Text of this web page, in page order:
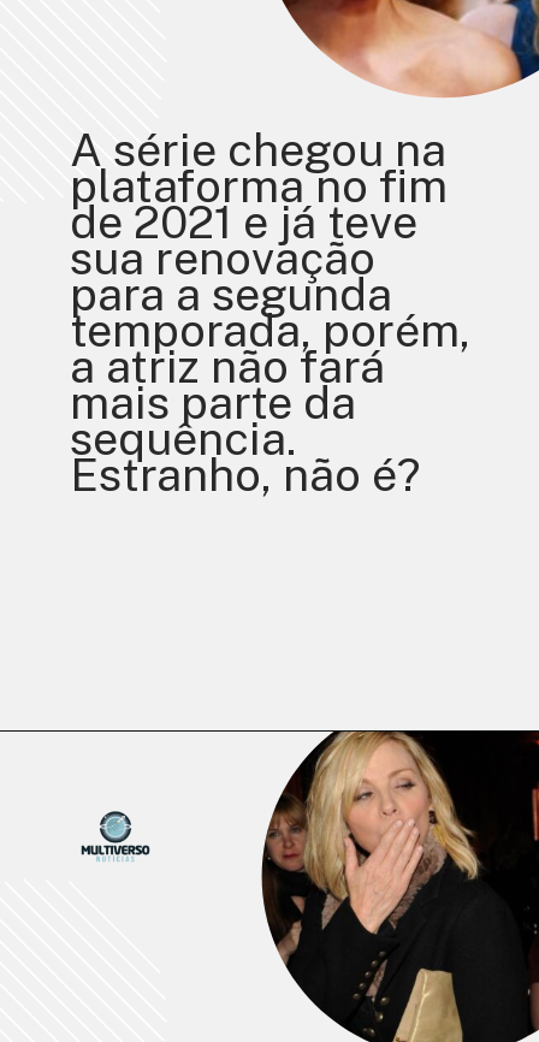
A série chegou na
plataforma no fim
de 2021 e já teve
sua renovação
para a segunda
temporada, porém,
a atriz não fará
mais parte da
sequência.
Estranho, não é?